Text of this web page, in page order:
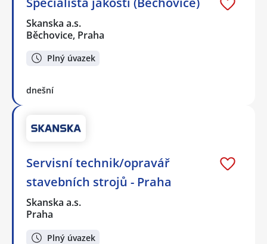
Skanska a.s.
Běchovice, Praha
Plný úvazek
dnešní
Servisní technik/opravář
stavebních strojů - Praha
Skanska a.s.
Praha
Plný úvazek